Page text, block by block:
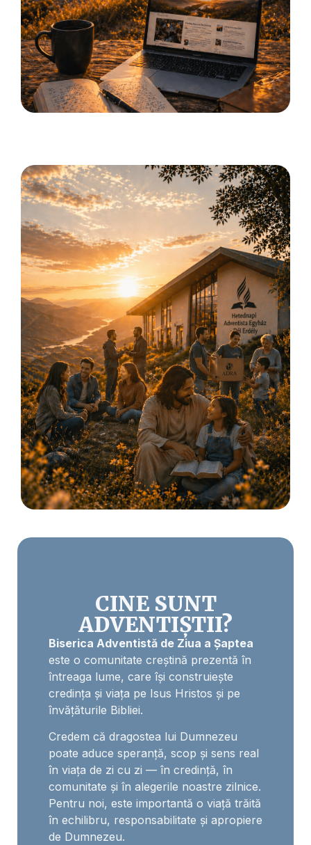
CINE SUNT
ADVENTIȘTII?
Biserica Adventistă de Ziua a Șaptea
este o comunitate creștină prezentă în
întreaga lume, care își construiește
credința și viața pe Isus Hristos și pe
învățăturile Bibliei.
Credem că dragostea lui Dumnezeu
poate aduce speranță, scop și sens real
în viața de zi cu zi — în credință, în
comunitate și în alegerile noastre zilnice.
Pentru noi, este importantă o viață trăită
în echilibru, responsabilitate și apropiere
de Dumnezeu.